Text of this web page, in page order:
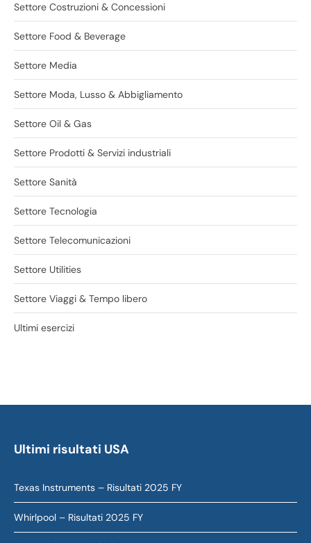
Settore Costruzioni & Concessioni
Settore Food & Beverage
Settore Media
Settore Moda, Lusso & Abbigliamento
Settore Oil & Gas
Settore Prodotti & Servizi industriali
Settore Sanità
Settore Tecnologia
Settore Telecomunicazioni
Settore Utilities
Settore Viaggi & Tempo libero
Ultimi esercizi
Ultimi risultati USA
Texas Instruments – Risultati 2025 FY
Whirlpool – Risultati 2025 FY